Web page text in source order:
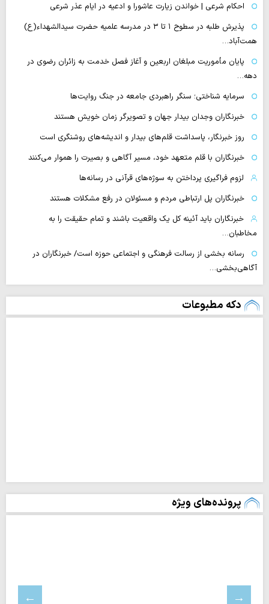
احکام شرعی | خواندن زیارت عاشورا و ادعیه در ایام عذر شرعی
پذیرش طلبه در سطوح ۱ تا ۳ در مدرسه علمیه حضرت سیدالشهداء(ع)
همت‌آباد…
پایان مأموریت مبلغان اربعین و آغاز فصل خدمت به زائران رضوی در
دهه…
سرمایه شناختی؛ سنگر راهبردی جامعه در جنگ روایت‌ها
خبرنگاران وجدان بیدار جهان و تصویرگر زمان خویش هستند
روز خبرنگار، پاسداشت قلم‌های بیدار و اندیشه‌های روشنگری است
خبرنگاران با قلم متعهد خود، مسیر آگاهی و بصیرت را هموار می‌کنند
لزوم فراگیری پرداختن به سوژه‌های قرآنی در رسانه‌ها
خبرنگاران پل ارتباطی مردم و مسئولان در رفع مشکلات هستند
خبرنگاران باید آئینه کل یک واقعیت باشند و تمام حقیقت را به
مخاطبان…
رسانه بخشی از رسالت فرهنگی و اجتماعی حوزه است/ خبرنگاران در
آگاهی‌بخشی…
دکه مطبوعات
پرونده‌های ویژه